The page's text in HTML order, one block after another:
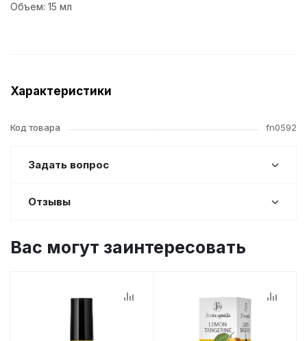
Объем: 15 мл
Характеристики
Код товара fn0592
Задать вопрос
Отзывы
Вас могут заинтересовать